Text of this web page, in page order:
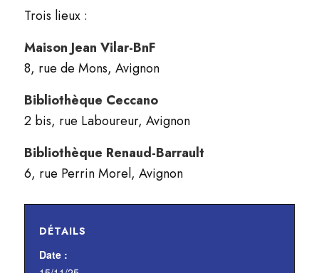
Trois lieux :
Maison Jean Vilar-BnF
8, rue de Mons, Avignon
Bibliothèque Ceccano
2 bis, rue Laboureur, Avignon
Bibliothèque Renaud-Barrault
6, rue Perrin Morel, Avignon
DÉTAILS
Date :